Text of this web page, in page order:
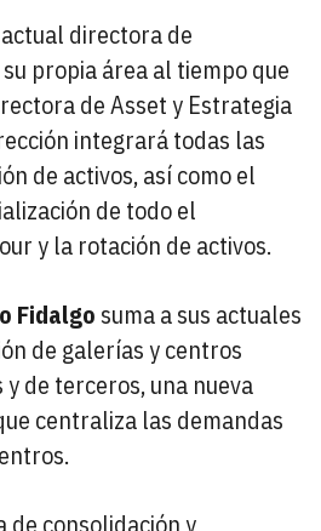
directora de
propia área al tiempo que
de Asset y Estrategia
integrará todas las
de activos, así como el
de todo el
y la rotación de activos.
Fidalgo suma a sus actuales
de galerías y centros
de terceros, una nueva
centraliza las demandas
de consolidación y